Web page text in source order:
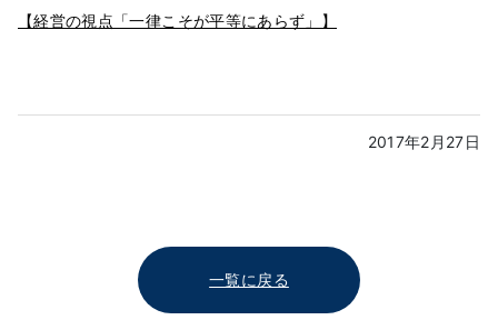
【経営の視点「一律こそが平等にあらず」】
2017年2月27日
一覧に戻る